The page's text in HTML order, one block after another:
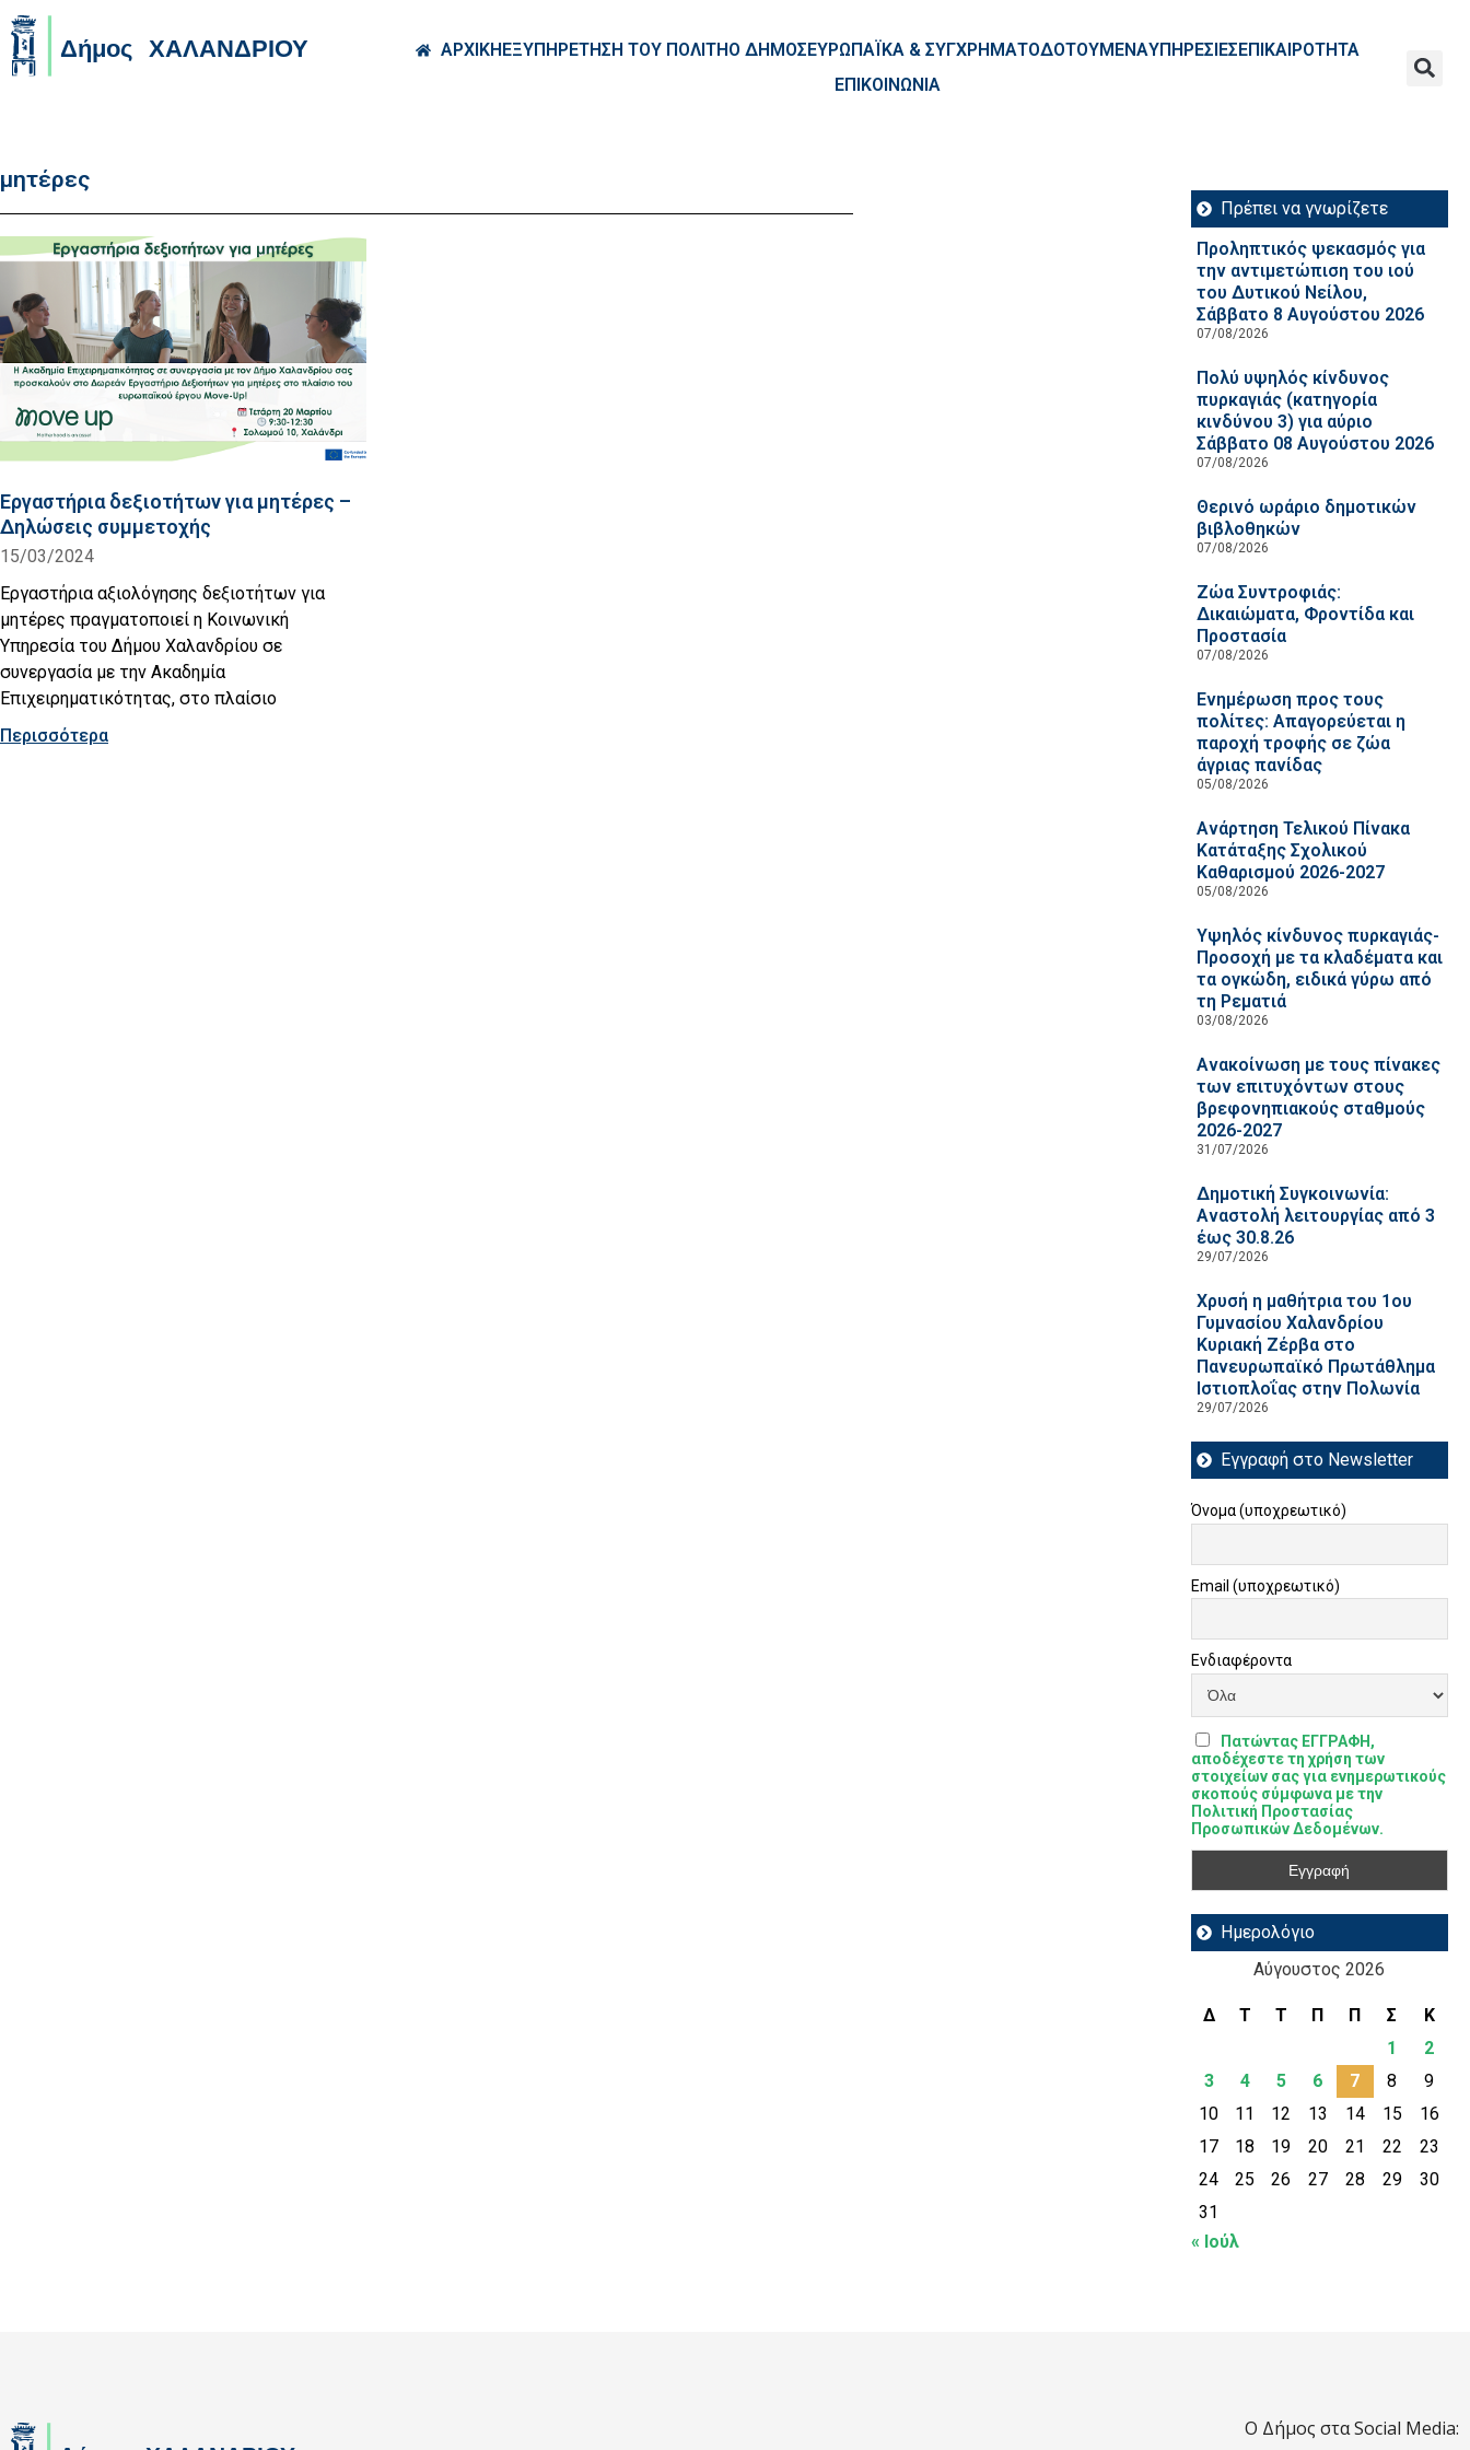
ΑΡΧΙΚΗΕΞΥΠΗΡΕΤΗΣΗ ΤΟΥ ΠΟΛΙΤΗΟ ΔΗΜΟΣΕΥΡΩΠΑΪΚΑ & ΣΥΓΧΡΗΜΑΤΟΔΟΤΟΥΜΕΝΑΥΠΗΡΕΣΙΕΣΕΠΙΚΑΙΡΟΤΗΤΑ
ΕΠΙΚΟΙΝΩΝΙΑ
μητέρες
Εργαστήρια δεξιοτήτων για μητέρες –
Δηλώσεις συμμετοχής
15/03/2024
Εργαστήρια αξιολόγησης δεξιοτήτων για
μητέρες πραγματοποιεί η Κοινωνική
Υπηρεσία του Δήμου Χαλανδρίου σε
συνεργασία με την Ακαδημία
Επιχειρηματικότητας, στο πλαίσιο
Περισσότερα
Πρέπει να γνωρίζετε
Προληπτικός ψεκασμός για
την αντιμετώπιση του ιού
του Δυτικού Νείλου,
Σάββατο 8 Αυγούστου 2026
07/08/2026
Πολύ υψηλός κίνδυνος
πυρκαγιάς (κατηγορία
κινδύνου 3) για αύριο
Σάββατο 08 Αυγούστου 2026
07/08/2026
Θερινό ωράριο δημοτικών
βιβλοθηκών
07/08/2026
Ζώα Συντροφιάς:
Δικαιώματα, Φροντίδα και
Προστασία
07/08/2026
Ενημέρωση προς τους
πολίτες: Απαγορεύεται η
παροχή τροφής σε ζώα
άγριας πανίδας
05/08/2026
Ανάρτηση Τελικού Πίνακα
Κατάταξης Σχολικού
Καθαρισμού 2026-2027
05/08/2026
Υψηλός κίνδυνος πυρκαγιάς-
Προσοχή με τα κλαδέματα και
τα ογκώδη, ειδικά γύρω από
τη Ρεματιά
03/08/2026
Ανακοίνωση με τους πίνακες
των επιτυχόντων στους
βρεφονηπιακούς σταθμούς
2026-2027
31/07/2026
Δημοτική Συγκοινωνία:
Αναστολή λειτουργίας από 3
έως 30.8.26
29/07/2026
Χρυσή η μαθήτρια του 1ου
Γυμνασίου Χαλανδρίου
Κυριακή Ζέρβα στο
Πανευρωπαϊκό Πρωτάθλημα
Ιστιοπλοΐας στην Πολωνία
29/07/2026
Εγγραφή στο Newsletter
Όνομα (υποχρεωτικό)
Email (υποχρεωτικό)
Ενδιαφέροντα
Πατώντας ΕΓΓΡΑΦΗ,
αποδέχεστε τη χρήση των
στοιχείων σας για ενημερωτικούς
σκοπούς σύμφωνα με την
Πολιτική Προστασίας
Προσωπικών Δεδομένων.
Ημερολόγιο
Αύγουστος 2026
Δ Τ Τ Π Π Σ
Κ
1
2
3
4 5 6 7 8
9
10
11 12 13 14 15
16
17
18 19 20 21 22
23
24
25 26 27 28 29
30
31
« Ιούλ
Ο Δήμος στα Social Media: